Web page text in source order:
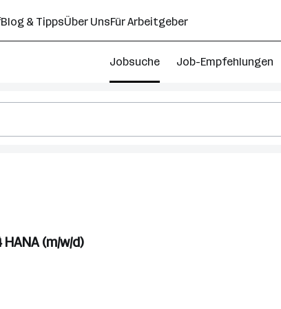
Blog & TippsÜber UnsFür Arbeitgeber
Jobsuche Job-Empfehlungen
(m/w/d)